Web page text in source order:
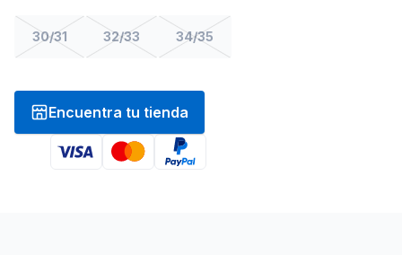
30/31 32/33 34/35
Encuentra tu tienda